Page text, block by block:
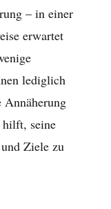
– in einer
erwartet
lediglich
Annäherung
hilft, seine
Ziele zu